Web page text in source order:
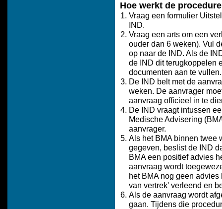
Hoe werkt de
Vraag een formulier
IND.
Vraag een arts om een
ouder dan 6 weken). Vul
op naar de IND. Als de
de IND dit terugkoppelen
documenten aan te vullen.
De IND belt met de
weken. De aanvrager
aanvraag officieel in te
De IND vraagt intussen
Medische Advisering
aanvrager.
Als het BMA binnen twee
gegeven, beslist de IND
BMA een positief advies
aanvraag wordt
het BMA nog geen
van vertrek' verleend en
Als de aanvraag wordt
gaan. Tijdens die